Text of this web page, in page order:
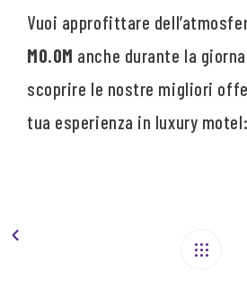
Vuoi approfittare
MO.OM anche durante la
scoprire le nostre migliori
tua esperienza in luxury